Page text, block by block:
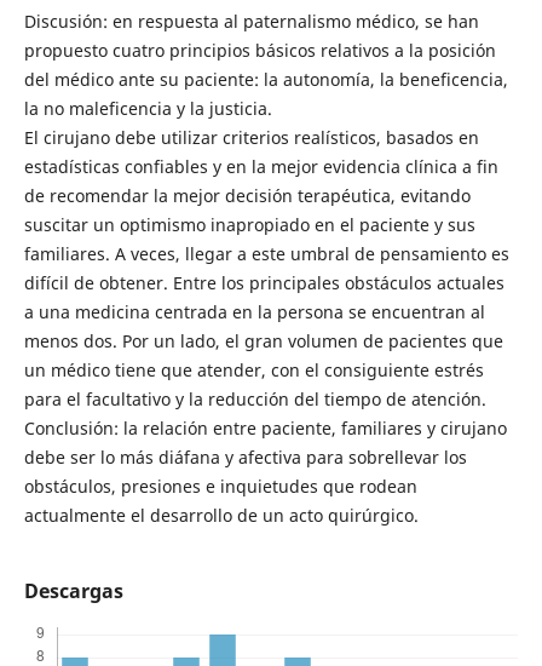
Discusión: en respuesta al paternalismo médico, se han
propuesto cuatro principios básicos relativos a la posición
del médico ante su paciente: la autonomía, la beneficencia,
la no maleficencia y la justicia.
El cirujano debe utilizar criterios realísticos, basados en
estadísticas confiables y en la mejor evidencia clínica a fin
de recomendar la mejor decisión terapéutica, evitando
suscitar un optimismo inapropiado en el paciente y sus
familiares. A veces, llegar a este umbral de pensamiento es
difícil de obtener. Entre los principales obstáculos actuales
a una medicina centrada en la persona se encuentran al
menos dos. Por un lado, el gran volumen de pacientes que
un médico tiene que atender, con el consiguiente estrés
para el facultativo y la reducción del tiempo de atención.
Conclusión: la relación entre paciente, familiares y cirujano
debe ser lo más diáfana y afectiva para sobrellevar los
obstáculos, presiones e inquietudes que rodean
actualmente el desarrollo de un acto quirúrgico.
Descargas